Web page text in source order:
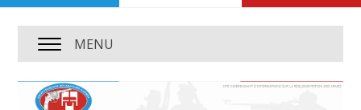
MENU